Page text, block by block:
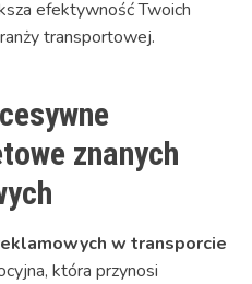
efektywność Twoich
transportowej.
znanych
w transporcie
która przynosi